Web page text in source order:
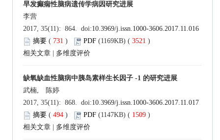
早发癫痫性脑病遗传学病因研究进展
李营
2017, 35(11): 864. doi:10.3969/j.issn.1000-3606.2017.11.016
摘要 ( 731 ) PDF (1169KB) ( 3521 )
相关文章
多维度评价
缺氧缺血性脑病中胰岛素样生长因子 -1 的研究进展
武楠, 陈婷
2017, 35(11): 868. doi:10.3969/j.issn.1000-3606.2017.11.017
摘要 ( 494 ) PDF (1147KB) ( 1509 )
相关文章
多维度评价